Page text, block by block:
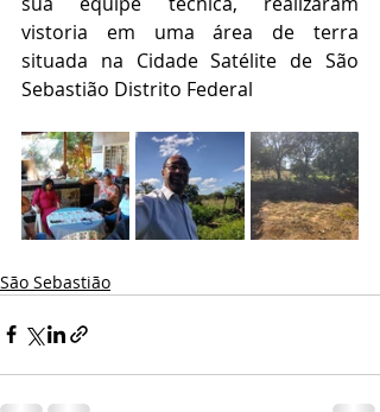
vistoria em uma área de terra
situada na Cidade Satélite de São
Sebastião Distrito Federal
São Sebastião